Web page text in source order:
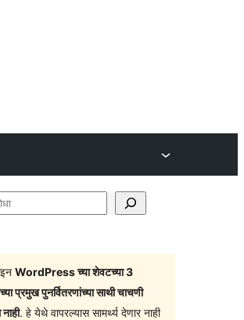
WordPress च्या शेवटच्या 3
प्रमुख पुनर्वितरणांच्या साथी चाचणी
. हे येथे वापरल्यास सामर्थ्य देणार नाही